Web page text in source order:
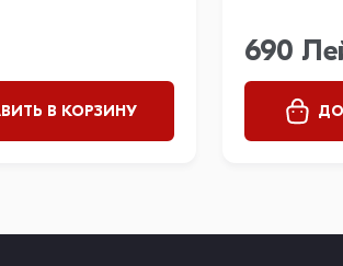
В КОРЗИНУ
690